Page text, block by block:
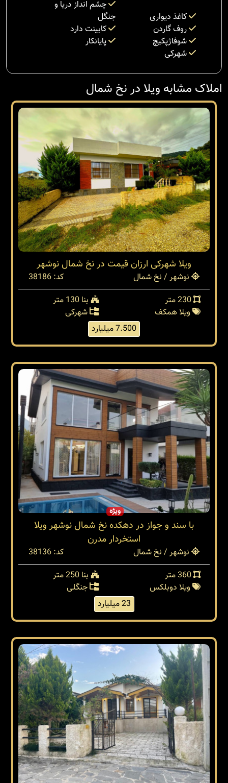
کاغذ دیواری
چشم انداز دریا و
جنگل
روف گاردن
کابینت دارد
شوفاژپکیچ
پایانکار
شهرکی
املاک مشابه ویلا در نخ شمال
ویلا شهرکی ارزان قیمت در نخ شمال نوشهر
نوشهر / نخ شمال
کد: 38186
بنا 130 متر
ویلا همکف
شهرکی
7.500 میلیارد
ویژه
با سند و جواز در دهکده نخ شمال نوشهر ویلا
استخردار مدرن
نوشهر / نخ شمال
کد: 38136
بنا 250 متر
ویلا دوبلکس
جنگلی
23 میلیارد